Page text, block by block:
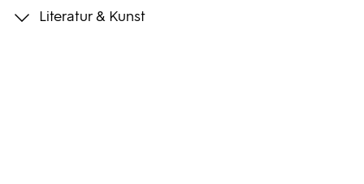
Literatur & Kunst